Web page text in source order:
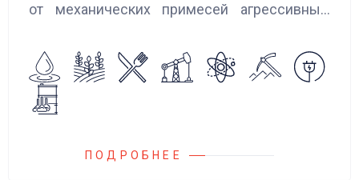
от механических примесей агрессивных,
и суспензий. Фильтры устанавливаются
на всасывающих линиях дозировочных
насосных агрегатов и установок.
ПОДРОБНЕЕ